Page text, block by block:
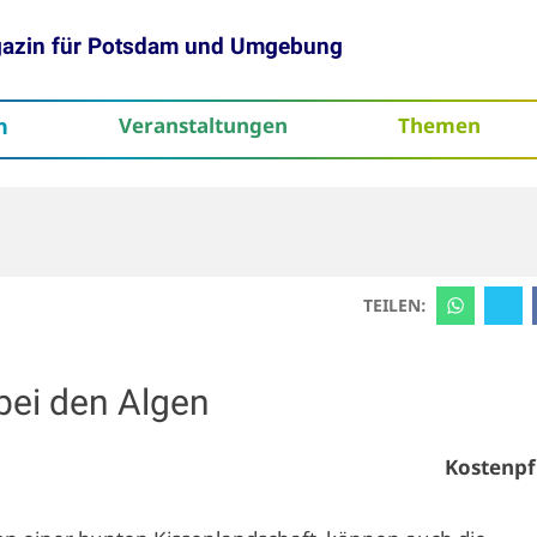
für Potsdam und Umgebung
Veranstaltungen Themen
TEILEN:
den Algen